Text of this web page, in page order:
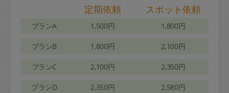
定期依頼 スポット依頼
プランA 1,500円 1,800円
プランB 1,800円 2,100円
プランC 2,100円 2,350円
プランD 2,350円 2,580円